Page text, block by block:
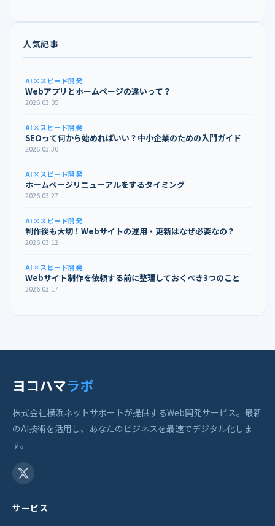
人気記事
AI×スピード開発
Webアプリとホームページの違いって？
2026.03.05
AI×スピード開発
SEOって何から始めればいい？中小企業のための入門ガイド
2026.03.30
AI×スピード開発
ホームページリニューアルをするタイミング
2026.03.27
AI×スピード開発
制作後も大切！Webサイトの運用・更新はなぜ必要なの？
2026.03.12
AI×スピード開発
Webサイト制作を依頼する前に整理しておくべき3つのこと
2026.03.17
ヨコハマラボ
株式会社横浜ネットサポートが提供するWeb開発サービス。最新
のAI技術を活用し、あなたのビジネスを最速でデジタル化しま
す。
サービス